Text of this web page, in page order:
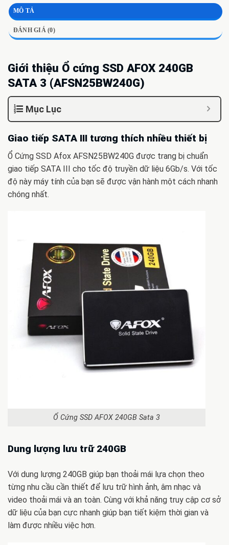
MÔ TẢ
ĐÁNH GIÁ (0)
Giới thiệu Ổ cứng SSD AFOX 240GB
SATA 3 (AFSN25BW240G)
Mục Lục
Giao tiếp SATA III tương thích nhiều thiết bị
Ổ Cứng SSD Afox AFSN25BW240G được trang bị chuẩn
giao tiếp SATA III cho tốc độ truyền dữ liệu 6Gb/s. Với tốc
độ này máy tính của bạn sẽ được vận hành một cách nhanh
chóng nhất.
Ổ Cứng SSD AFOX 240GB Sata 3
Dung lượng lưu trữ 240GB
Với dung lượng 240GB giúp bạn thoải mái lựa chọn theo
từng nhu cầu cần thiết để lưu trữ hình ảnh, âm nhạc và
video thoải mái và an toàn. Cùng với khả năng truy cập cơ sở
dữ liệu của bạn cực nhanh giúp bạn tiết kiệm thời gian và
làm được nhiều việc hơn.